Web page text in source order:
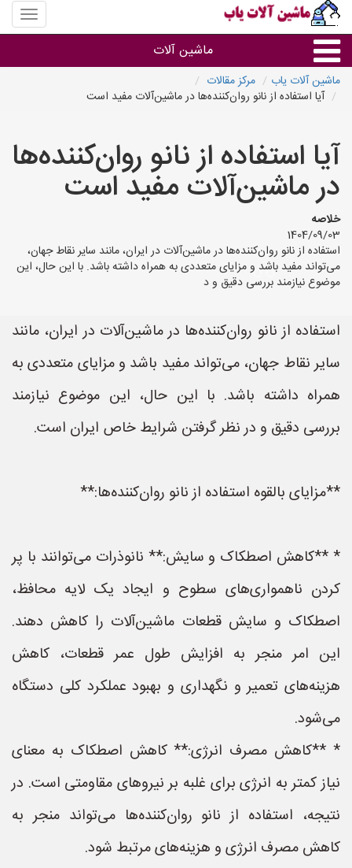
منوی
سایت
آلات
ماشین آلات
ماشین آلات
سایر گروه ها
ماشین آلات
ماشین آلات یاب
مرکز مقالات
آیا استفاده از نانو روان‌کننده‌ها در ماشین‌آلات مفید است
آیا استفاده از نانو روان‌کننده‌ها
در ماشین‌آلات مفید است
خلاصه
1404/09/03
استفاده از نانو روان‌کننده‌ها در ماشین‌آلات در ایران، مانند سایر نقاط جهان،
می‌تواند مفید باشد و مزایای متعددی به همراه داشته باشد. با این حال، این
موضوع نیازمند بررسی دقیق و د
استفاده از نانو روان‌کننده‌ها در ماشین‌آلات در ایران، مانند
سایر نقاط جهان، می‌تواند مفید باشد و مزایای متعددی به
همراه داشته باشد. با این حال، این موضوع نیازمند
بررسی دقیق و در نظر گرفتن شرایط خاص ایران است.
**مزایای بالقوه استفاده از نانو روان‌کننده‌ها:**
* **کاهش اصطکاک و سایش:** نانوذرات می‌توانند با پر
کردن ناهمواری‌های سطوح و ایجاد یک لایه محافظ،
اصطکاک و سایش قطعات ماشین‌آلات را کاهش دهند.
این امر منجر به افزایش طول عمر قطعات، کاهش
هزینه‌های تعمیر و نگهداری و بهبود عملکرد کلی دستگاه
می‌شود.
* **کاهش مصرف انرژی:** کاهش اصطکاک به معنای
نیاز کمتر به انرژی برای غلبه بر نیروهای مقاومتی است. در
نتیجه، استفاده از نانو روان‌کننده‌ها می‌تواند منجر به
کاهش مصرف انرژی و هزینه‌های مرتبط شود.